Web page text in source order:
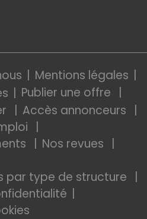
Mentions légales
Publier une offre
Accès annonceurs
Nos revues
par type de structure